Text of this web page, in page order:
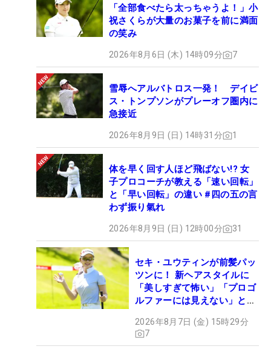
「全部食べたら太っちゃうよ！」小
祝さくらが大量のお菓子を前に満面
の笑み
2026年8月6日 (木) 14時09分 7
雪辱へアルバトロス一発！ デイビ
ス・トンプソンがプレーオフ圏内に
急接近
2026年8月9日 (日) 14時31分 1
体を早く回す人ほど飛ばない!? 女
子プロコーチが教える「速い回転」
と「早い回転」の違い #四の五の言
わず振り氣れ
2026年8月9日 (日) 12時00分 31
セキ・ユウティンが前髪パッ
ツンに！ 新ヘアスタイルに
「美しすぎて怖い」「プロゴ
ルファーには見えない」とコ
2026年8月7日 (金) 15時29分
7